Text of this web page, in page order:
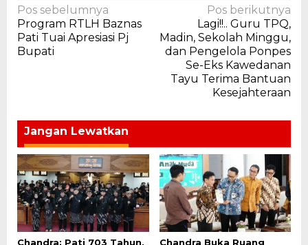
Navigasi
pos
Pos sebelumnya
Program RTLH Baznas
Pati Tuai Apresiasi Pj
Bupati
Pos berikutnya
Lagi!!.. Guru TPQ,
Madin, Sekolah Minggu,
dan Pengelola Ponpes
Se-Eks Kawedanan
Tayu Terima Bantuan
Kesejahteraan
Jangan Lewatkan
Chandra: Pati 703 Tahun,
Chandra Buka Ruang